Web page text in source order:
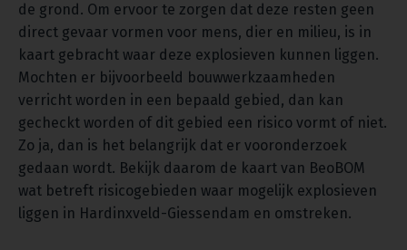
de grond. Om ervoor te zorgen dat deze resten geen
direct gevaar vormen voor mens, dier en milieu, is in
kaart gebracht waar deze explosieven kunnen liggen.
Mochten er bijvoorbeeld bouwwerkzaamheden
verricht worden in een bepaald gebied, dan kan
gecheckt worden of dit gebied een risico vormt of niet.
Zo ja, dan is het belangrijk dat er vooronderzoek
gedaan wordt. Bekijk daarom de kaart van BeoBOM
wat betreft risicogebieden waar mogelijk explosieven
liggen in Hardinxveld-Giessendam en omstreken.